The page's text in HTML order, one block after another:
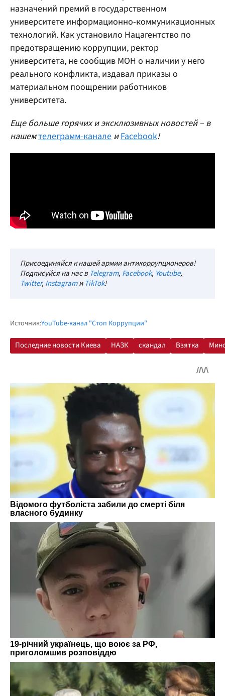
назначений премий в государственном
университете информационно-коммуникационных
технологий. Как установило Нацагентство по
предотвращению коррупции, ректор
университета, не сообщив МОН о наличии у него
реального конфликта, издавал приказы о
материальном поощрении работников
университета.
Еще больше горячих и эксклюзивных новостей – в
нашемтелеграмм-канале и Facebook!
Присоединяйся к нашей армии антикоррупционеров!
Подписуйся на нас в Telegram, Facebook, Youtube,
Twitter, InstagramиTikTok!
Источник:YouTube-канал "Стоп Коррупции"
Последние новости Киева НАЗК скандал Взятка